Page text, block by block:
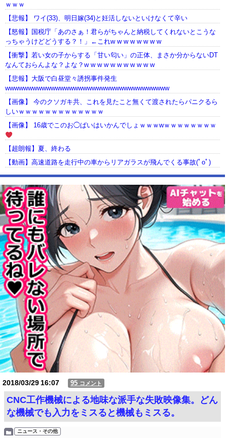
ｗｗｗ
【悲報】 ワイ(33)、明日嫁(34)と妊活しないといけなくて辛い
【怒報】国税庁「あのさぁ！君らがちゃんと納税してくれないとこうな
っちゃうけどどうする？！」←これw w w w w w w w
【衝撃】若い女の子からする「甘い匂い」の正体、まさか分からないDT
なんておらんよな？よな？w w w w w w w w w w w
【悲報】大阪で白昼堂々誘拐事件発生
wwwwwwwwwwwwwwwwwwwwwwwwwwwwwwwwwwww
【画像】 今のクソガキ共、これを見たこと無くて渡されたらパニクるら
しいｗｗｗｗｗｗｗｗｗｗｗｗｗ
【画像】 16歳でこのお◯ぱいはいかんでしょｗｗｗwｗｗｗｗｗｗｗｗ
【超朗報】夏、終わる
【動画】高速道路を走行中の車からリアガラスが飛んでくる事故(ﾟoﾟ)
【動画】USJの禁止エリアに子どもたちが続々乱入 → スタッフが注意し
ても止まらない事態に
Powered by livedoor 相互RSS
2018/03/2916:07 95 コメント
CNC工作機械による地味な派手な失敗映像集。どん
な機械でも入力をミスると機械もミスる。
ニュース・その他